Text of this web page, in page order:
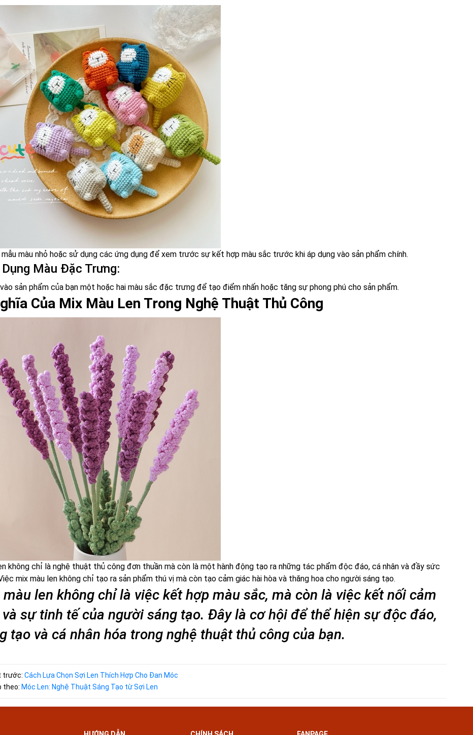
mẫu màu nhỏ hoặc sử dụng các ứng dụng để xem trước sự kết hợp màu sắc trước khi áp dụng vào sản phẩm chính.
Dụng Màu Đặc Trưng:
sản phẩm của bạn một hoặc hai màu sắc đặc trưng để tạo điểm nhấn hoặc tăng sự phong phú cho sản phẩm.
Của Mix Màu Len Trong Nghệ Thuật Thủ Công
không chỉ là nghệ thuật thủ công đơn thuần mà còn là một hành động tạo ra những tác phẩm độc đáo, cá nhân và đầy sức
mix màu len không chỉ tạo ra sản phẩm thú vị mà còn tạo cảm giác hài hòa và thăng hoa cho người sáng tạo.
len không chỉ là việc kết hợp màu sắc, mà còn là việc kết nối cảm
sự tinh tế của người sáng tạo. Đây là cơ hội để thể hiện sự độc đáo,
tạo và cá nhân hóa trong nghệ thuật thủ công của bạn.
trước: Cách Lựa Chọn Sợi Len Thích Hợp Cho Đan Móc
theo: Móc Len: Nghệ Thuật Sáng Tạo từ Sợi Len